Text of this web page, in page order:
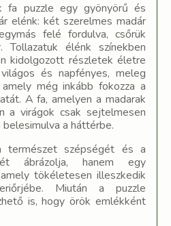
fa puzzle egy gyönyörű és
elénk: két szerelmes madár
felé fordulva, csőrük
Tollazatuk élénk színekben
kidolgozott részletek életre
és napfényes, meleg
még inkább fokozza a
A fa, amelyen a madarak
a virágok csak sejtelmesen
a háttérbe.
természet szépségét és a
ábrázolja, hanem egy
tökéletesen illeszkedik
Miután a puzzle
is, hogy örök emlékként